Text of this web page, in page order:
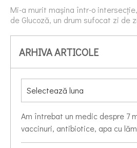
Mi-a murit mașina într-o
de Glucoză, un drum sufocat zi de
ARHIVA ARTICOLE
Am întrebat un medic despre 7
vaccinuri, antibiotice, apa cu